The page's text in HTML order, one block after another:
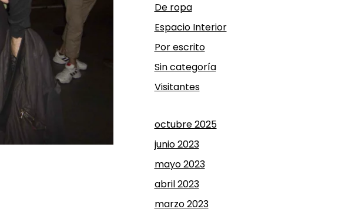
De ropa
Espacio Interior
Por escrito
Sin categoría
Visitantes
octubre 2025
junio 2023
mayo 2023
abril 2023
marzo 2023